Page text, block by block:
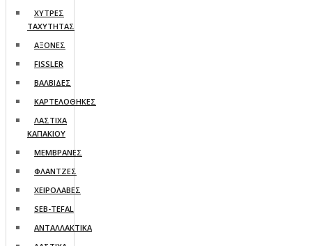
ΧΥΤΡΕΣ
ΤΑΧΥΤΗΤΑΣ
AΞΟΝΕΣ
FISSLER
ΒΑΛΒΙΔΕΣ
ΚΑΡΤΕΛΟΘΗΚΕΣ
ΛΑΣΤΙΧΑ
ΚΑΠΑΚΙΟΥ
ΜΕΜΒΡΑΝΕΣ
ΦΛΑΝΤΖΕΣ
ΧΕΙΡΟΛΑΒΕΣ
SEB-TEFAL
ΑΝΤΑΛΛΑΚΤΙΚΑ